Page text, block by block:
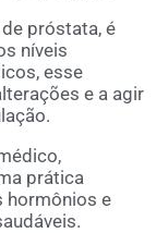
próstata, é
níveis
esse
e a agir
prática
hormônios e